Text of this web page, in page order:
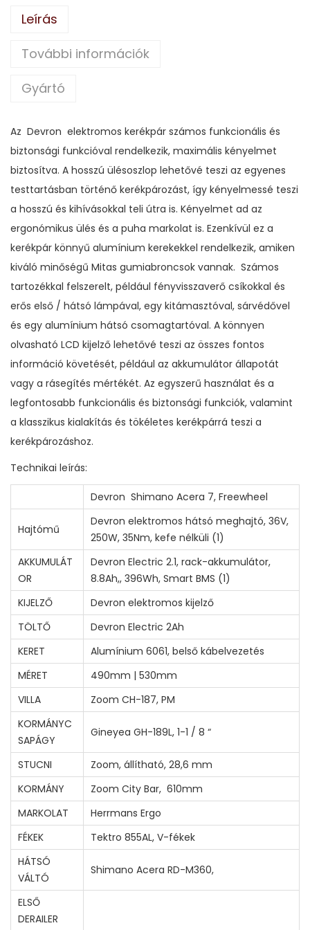
o
o
K
e
r
é
k
p
á
r
n
a
g
y
l
e
d
k
i
e
z
ő
v
l
!
C
h
a
m
p
a
g
n
e
A
k
c
i
ó
!
Leírás
További információk
Gyártó
Az Devron elektromos kerékpár számos funkcionális és
biztonsági funkcióval rendelkezik, maximális kényelmet
biztosítva. A hosszú ülésoszlop lehetővé teszi az egyenes
testtartásban történő kerékpározást, így kényelmessé teszi
a hosszú és kihívásokkal teli útra is. Kényelmet ad az
ergonómikus ülés és a puha markolat is. Ezenkívül ez a
kerékpár könnyű alumínium kerekekkel rendelkezik, amiken
kiváló minőségű Mitas gumiabroncsok vannak. Számos
tartozékkal felszerelt, például fényvisszaverő csíkokkal és
erős első / hátsó lámpával, egy kitámasztóval, sárvédővel
és egy alumínium hátsó csomagtartóval. A könnyen
olvasható LCD kijelző lehetővé teszi az összes fontos
információ követését, például az akkumulátor állapotát
vagy a rásegítés mértékét. Az egyszerű használat és a
legfontosabb funkcionális és biztonsági funkciók, valamint
a klasszikus kialakítás és tökéletes kerékpárrá teszi a
kerékpározáshoz.
Technikai leírás:
Devron Shimano Acera 7, Freewheel
Hajtómű
Devron elektromos hátsó meghajtó, 36V,
250W, 35Nm, kefe nélküli (1)
AKKUMULÁT
OR
Devron Electric 2.1, rack-akkumulátor,
8.8Ah,, 396Wh, Smart BMS (1)
KIJELZŐ
Devron elektromos kijelző
TÖLTŐ
Devron Electric 2Ah
KERET
Alumínium 6061, belső kábelvezetés
MÉRET
490mm | 530mm
VILLA
Zoom CH-187, PM
KORMÁNYC
SAPÁGY
Gineyea GH-189L, 1-1 / 8 “
STUCNI
Zoom, állítható, 28,6 mm
KORMÁNY
Zoom City Bar, 610mm
MARKOLAT
Herrmans Ergo
FÉKEK
Tektro 855AL, V-fékek
HÁTSÓ
VÁLTÓ
Shimano Acera RD-M360,
ELSŐ
DERAILER